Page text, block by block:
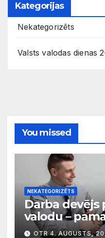
Kategorijas
Nekategorizēts
Valsts valodas dienas
You missed
NEKATEGORIZĒTS
Darba devējs
valodu –
OTR 4. AUGUSTS,